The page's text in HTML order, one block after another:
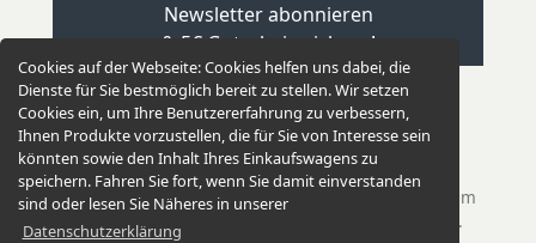
Cookies auf der Webseite:Cookies helfen uns dabei, die
Dienste für Sie bestmöglich bereit zu stellen. Wir setzen
Cookies ein, um Ihre Benutzererfahrung zu verbessern,
Ihnen Produkte vorzustellen, die für Sie von Interesse sein
könnten sowie den Inhalt Ihres Einkaufswagens zu
speichern. Fahren Sie fort, wenn Sie damit einverstanden
sind oder lesen Sie Näheres in unserer
Datenschutzerklärung
Newsletter abonnieren
& 5€ Gutschein sichern!
EINKAUFEN GANZ EINFACH
Unsere Versandkosten betragen nur 2,95 €. Bei einem
Einkauf ab 50,00 € versenden wir versandkostenfrei.